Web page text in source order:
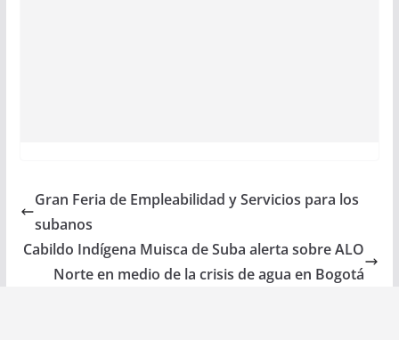
Gran Feria de Empleabilidad y Servicios para los
subanos
Cabildo Indígena Muisca de Suba alerta sobre ALO
Norte en medio de la crisis de agua en Bogotá